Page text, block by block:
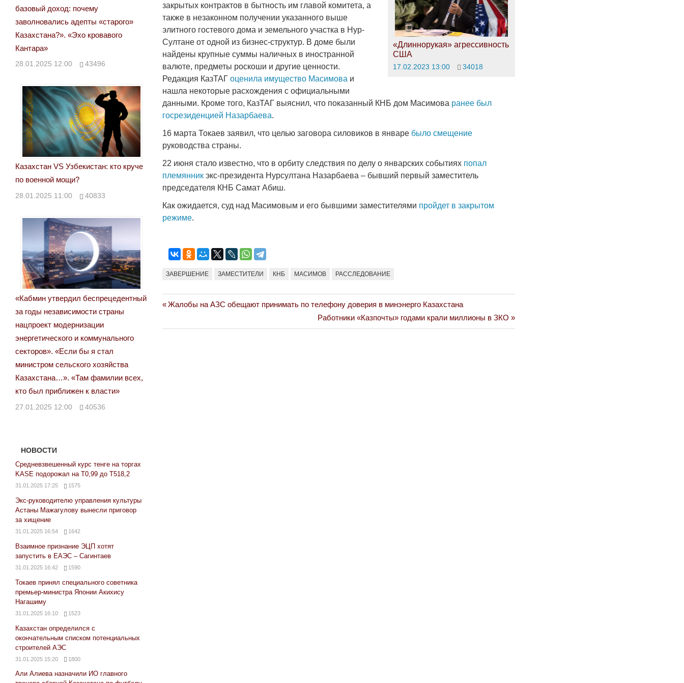
«Длиннорукая» агрессивность
США
17.02.2023 13:00 34018
закрытых контрактов в бытность им главой комитета, а
также в незаконном получении указанного выше
элитного гостевого дома и земельного участка в Нур-
Султане от одной из бизнес-структур. В доме были
найдены крупные суммы наличных в иностранной
валюте, предметы роскоши и другие ценности.
Редакция КазТАГоценила имущество Масимова и
нашла некоторые расхождения с официальными
данными. Кроме того, КазТАГ выяснил, что показанный КНБ дом Масимова ранее был
госрезиденцией Назарбаева.
16 марта Токаев заявил, что целью заговора силовиков в январе было смещение
руководства страны.
22 июня стало известно, что в орбиту следствия по делу о январских событиях попал
племянник экс-президента Нурсултана Назарбаева – бывший первый заместитель
председателя КНБ Самат Абиш.
Как ожидается, суд над Масимовым и его бывшими заместителями пройдет в закрытом
режиме.
ЗАВЕРШЕНИЕ ЗАМЕСТИТЕЛИ КНБ МАСИМОВ РАССЛЕДОВАНИЕ
Навигация
по
Previous
Жалобы на АЗС обещают принимать по телефону доверия в минэнерго Казахстана
Next
Post:
Работники «Казпочты» годами крали миллионы в ЗКО
базовый доход: почему
заволновались адепты «старого»
Казахстана?». «Эхо кровавого
Кантара»
28.01.2025 12:00 43496
Казахстан VS Узбекистан: кто круче
по военной мощи?
28.01.2025 11:00 40833
«Кабмин утвердил беспрецедентный
за годы независимости страны
нацпроект модернизации
энергетического и коммунального
секторов». «Если бы я стал
министром сельского хозяйства
Казахстана…». «Там фамилии всех,
кто был приближен к власти»
27.01.2025 12:00 40536
НОВОСТИ
Средневзвешенный курс тенге на торгах
KASE подорожал на Т0,99 до Т518,2
31.01.2025 17:25 1575
Экс-руководителю управления культуры
Астаны Мажагулову вынесли приговор
за хищение
31.01.2025 16:54 1642
Взаимное признание ЭЦП хотят
запустить в ЕАЭС – Сагинтаев
31.01.2025 16:42 1590
Токаев принял специального советника
премьер-министра Японии Акихису
Нагашиму
31.01.2025 16:10 1523
Казахстан определился с
окончательным списком потенциальных
строителей АЭС
31.01.2025 15:20 1800
Али Алиева назначили ИО главного